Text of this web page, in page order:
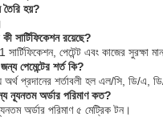
তৈরি হয়?
সার্টিফিকেশন রয়েছে?
পেটেন্ট এবং কাজের সুরক্ষা
পেমেন্টের শর্ত কি?
অর্থ প্রদানের শর্তাবলী হল এল/সি, ডি/এ,
ন্যূনতম অর্ডার পরিমাণ কত?
অর্ডার পরিমাণ ৫ মেট্রিক টন।